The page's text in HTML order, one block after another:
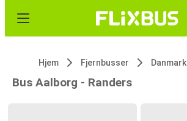
Hjem Fjernbusser Danmark
Bus Aalborg - Randers